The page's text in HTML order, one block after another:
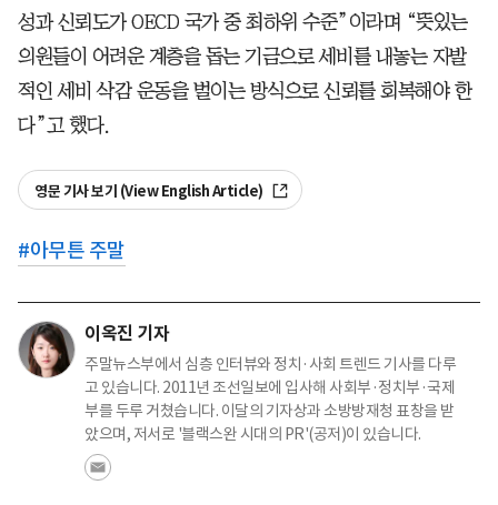
성과 신뢰도가 OECD 국가 중 최하위 수준”이라며 “뜻있는
의원들이 어려운 계층을 돕는 기금으로 세비를 내놓는 자발
적인 세비 삭감 운동을 벌이는 방식으로 신뢰를 회복해야 한
다”고 했다.
영문 기사 보기 (View English Article)
#아무튼 주말
이옥진 기자
주말뉴스부에서 심층 인터뷰와 정치·사회 트렌드 기사를 다루
고 있습니다. 2011년 조선일보에 입사해 사회부·정치부·국제
부를 두루 거쳤습니다. 이달의 기자상과 소방방재청 표창을 받
았으며, 저서로 '블랙스완 시대의 PR'(공저)이 있습니다.